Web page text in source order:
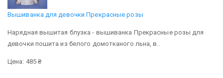
Вышиванка для девочки Прекрасные розы
Нарядная вышитая блузка - вышиванка Прекрасные розы для
девочки пошита из белого домотканого льна, в..
Цена: 485 ₴